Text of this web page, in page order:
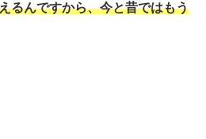
るんですから、今と昔ではもう